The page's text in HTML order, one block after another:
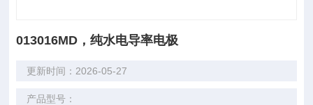
013016MD，纯水电导率电极
更新时间：2026-05-27
产品型号：